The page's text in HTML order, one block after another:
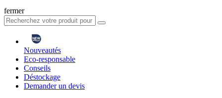
fermer
Nouveautés
Eco-responsable
Conseils
Déstockage
Demander un devis